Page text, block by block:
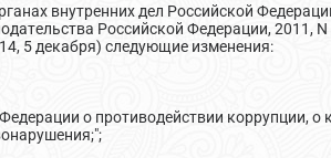
внутренних дел Российской
Российской Федерации, 2011, N
5 декабря) следующие изменения:
о противодействии коррупции,